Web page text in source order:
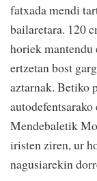
fatxada mendi
bailaretara. 120
horiek mantendu
ertzetan bost
aztarnak. Betiko
Mendebaletik
iristen ziren, ur
nagusiarekin